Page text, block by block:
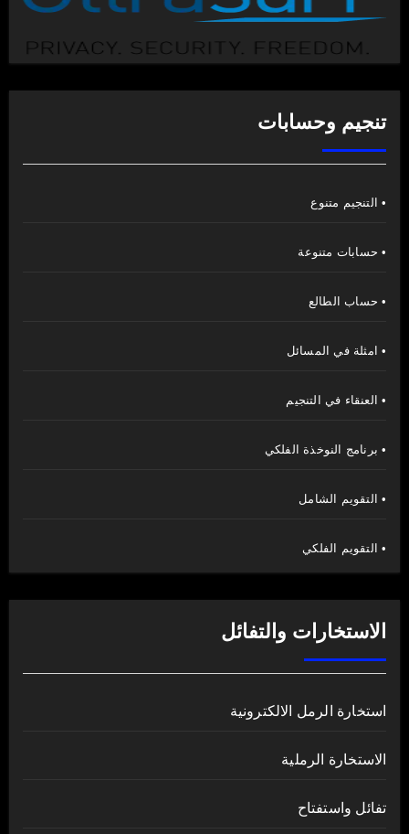
تنجيم وحسابات
• التنجيم متنوع
• حسابات متنوعة
• حساب الطالع
• امثلة في المسائل
• العنقاء في التنجيم
• برنامج النوخذة الفلكي
• التقويم الشامل
• التقويم الفلكي
الاستخارات والتفائل
استخارة الرمل الالكترونية
الاستخارة الرملية
تفائل واستفتاح